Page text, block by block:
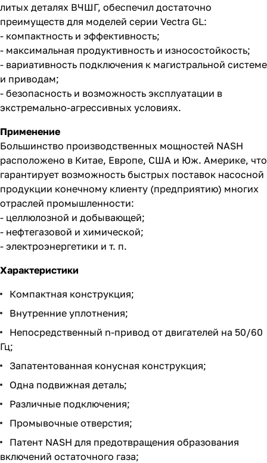
литых деталях ВЧШГ, обеспечил достаточно
преимуществ для моделей серии Vectra GL:
- компактность и эффективность;
- максимальная продуктивность и износостойкость;
- вариативность подключения к магистральной системе
и приводам;
- безопасность и возможность эксплуатации в
экстремально-агрессивных условиях.
Применение
Большинство производственных мощностей NASH
расположено в Китае, Европе, США и Юж. Америке, что
гарантирует возможность быстрых поставок насосной
продукции конечному клиенту (предприятию) многих
отраслей промышленности:
- целлюлозной и добывающей;
- нефтегазовой и химической;
- электроэнергетики и т. п.
Характеристики
Компактная конструкция;
Внутренние уплотнения;
Непосредственный n-привод от двигателей на 50/60
Гц;
Запатентованная конусная конструкция;
Одна подвижная деталь;
Различные подключения;
Промывочные отверстия;
Патент NASH для предотвращения образования
включений остаточного газа;